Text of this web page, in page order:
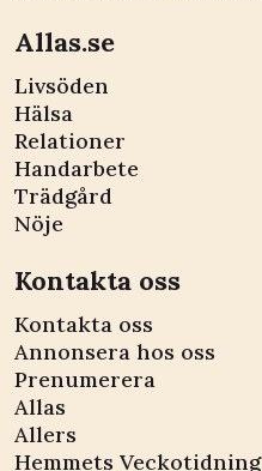
Allas.se
Livsöden
Hälsa
Relationer
Handarbete
Trädgård
Nöje
Kontakta oss
Kontakta oss
Annonsera hos oss
Prenumerera
Allas
Allers
Hemmets Veckotidning